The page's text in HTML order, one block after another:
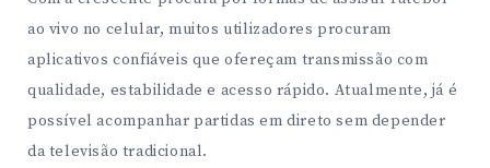
ao vivo no celular, muitos utilizadores procuram
aplicativos confiáveis que ofereçam transmissão com
qualidade, estabilidade e acesso rápido. Atualmente, já é
possível acompanhar partidas em direto sem depender
da televisão tradicional.